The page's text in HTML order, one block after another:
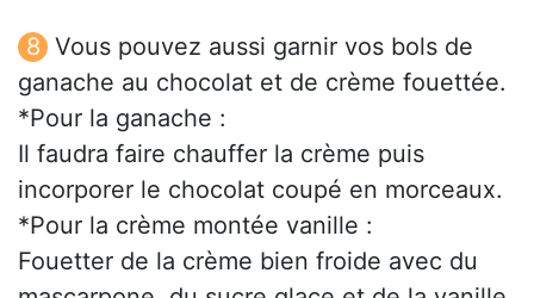
Vous pouvez aussi garnir vos bols de
ganache au chocolat et de crème fouettée.
*Pour la ganache :
Il faudra faire chauffer la crème puis
incorporer le chocolat coupé en morceaux.
*Pour la crème montée vanille :
Fouetter de la crème bien froide avec du